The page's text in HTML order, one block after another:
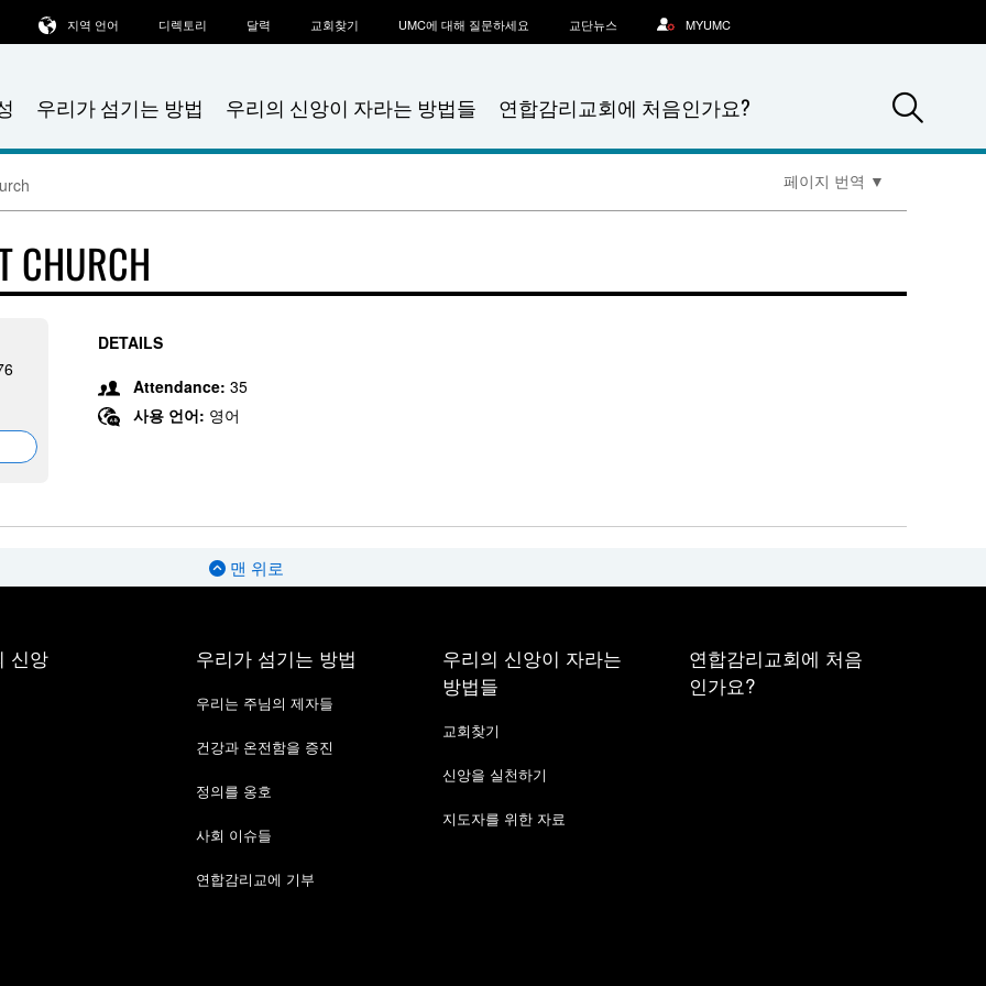
우리가 섬기는 방법 우리의 신앙이 자라는 방법들 연합감리교회에 처음인가요?
지역 언어 디렉토리 달력 교회찾기 UMC에 대해 질문하세요 교단뉴스 MYUMC
페이지 번역 ▼
CHURCH
DETAILS
Attendance: 35
사용 언어: 영어
맨 위로
신앙 우리가 섬기는 방법
우리는 주님의 제자들
건강과 온전함을 증진
정의를 옹호
사회 이슈들
연합감리교에 기부
우리의 신앙이 자라는
방법들
교회찾기
신앙을 실천하기
지도자를 위한 자료
연합감리교회에 처음
인가요?